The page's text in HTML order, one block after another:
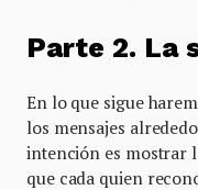
Parte 2. La
En lo que sigue
los mensajes
intención es mostrar
que cada quien